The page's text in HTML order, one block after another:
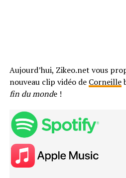
Aujourd’hui, Zikeo.net vous
nouveau clip vidéo de Corneille
fin du monde !